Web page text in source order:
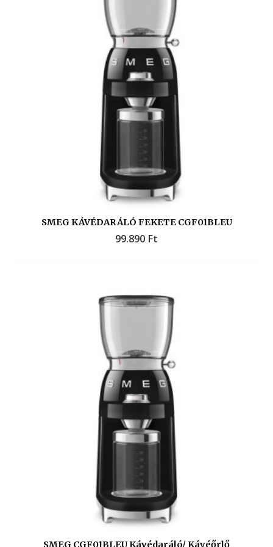
SMEG KÁVÉDARÁLÓ FEKETE CGF01BLEU
99.890 Ft
SMEG CGF01BLEU Kávédaráló/ Kávéőrlő